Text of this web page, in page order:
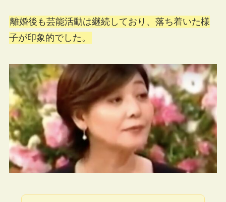
離婚後も芸能活動は継続しており、落ち着いた様
子が印象的でした。